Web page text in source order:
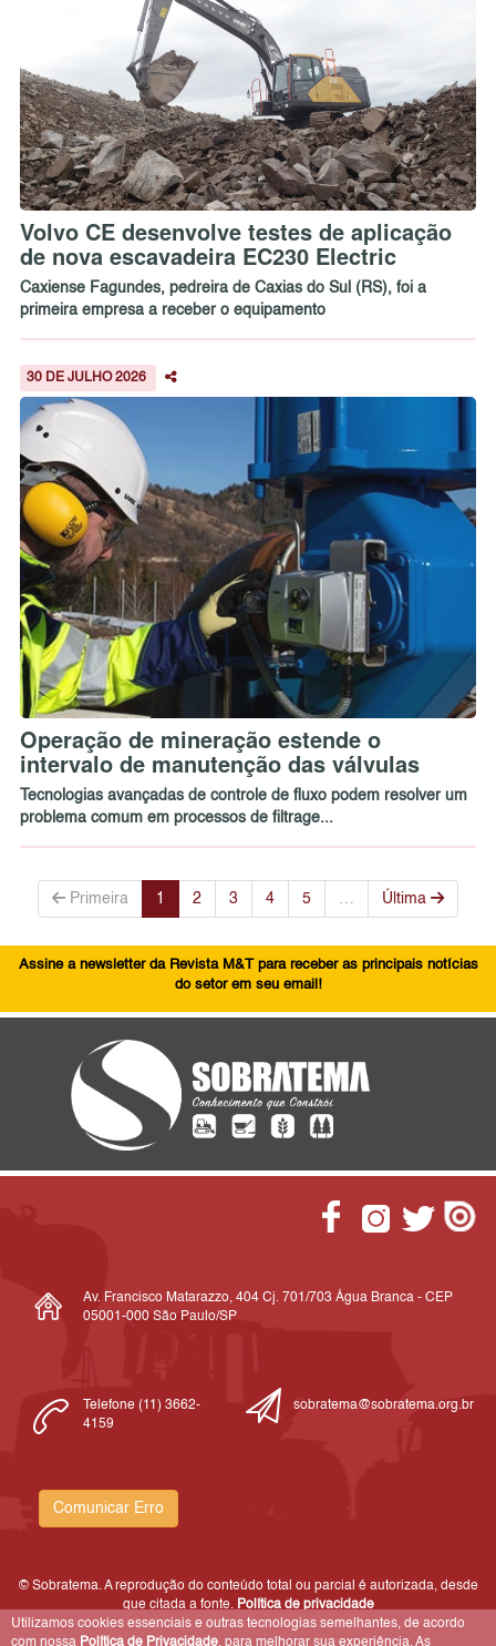
Volvo CE desenvolve testes de aplicação
de nova escavadeira EC230 Electric
Caxiense Fagundes, pedreira de Caxias do Sul (RS), foi a
primeira empresa a receber o equipamento
30 DE JULHO 2026
Operação de mineração estende o
intervalo de manutenção das válvulas
Tecnologias avançadas de controle de fluxo podem resolver um
problema comum em processos de filtrage...
Primeira 1 2 3 4 5 Última
Assine a newsletter da Revista M&T para receber as principais notícias
do setor em seu email!
Av. Francisco Matarazzo, 404 Cj. 701/703 Água Branca - CEP
05001-000 São Paulo/SP
Telefone (11) 3662-
4159
sobratema@sobratema.org.br
Comunicar Erro
© Sobratema. A reprodução do conteúdo total ou parcial é autorizada, desde
que citada a fonte. Política de privacidade
Utilizamos cookies essenciais e outras tecnologias semelhantes, de acordo
com nossa Política de Privacidade, para melhorar sua experiência. As